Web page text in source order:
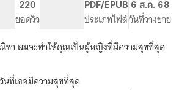
220
ยอดวิวระดับเนื้อหา
PDF/EPUB
ประเภทไฟล์
6 ส.ค. 68
วันที่วางขาย
ชา ผมจะทำให้คุณเป็นผู้หญิงที่มีความสุขที่สุด
นที่เธอมีความสุขที่สุด